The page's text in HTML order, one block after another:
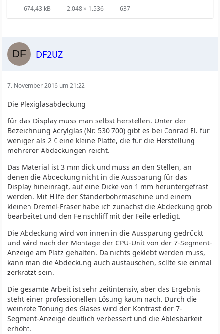
674,43 kB 2.048 × 1.536 637
DF2UZ
7. November 2016 um 21:22
Die Plexiglasabdeckung
für das Display muss man selbst herstellen. Unter der
Bezeichnung Acrylglas (Nr. 530 700) gibt es bei Conrad El. für
weniger als 2 € eine kleine Platte, die für die Herstellung
mehrerer Abdeckungen reicht.
Das Material ist 3 mm dick und muss an den Stellen, an
denen die Abdeckung nicht in die Aussparung für das
Display hineinragt, auf eine Dicke von 1 mm heruntergefräst
werden. Mit Hilfe der Ständerbohrmaschine und einem
kleinen Dremel-Fräser habe ich zunächst die Abdeckung grob
bearbeitet und den Feinschliff mit der Feile erledigt.
Die Abdeckung wird von innen in die Aussparung gedrückt
und wird nach der Montage der CPU-Unit von der 7-Segment-
Anzeige am Platz gehalten. Da nichts geklebt werden muss,
kann man die Abdeckung auch austauschen, sollte sie einmal
zerkratzt sein.
Die gesamte Arbeit ist sehr zeitintensiv, aber das Ergebnis
steht einer professionellen Lösung kaum nach. Durch die
weinrote Tönung des Glases wird der Kontrast der 7-
Segment-Anzeige deutlich verbessert und die Ablesbarkeit
erhöht.